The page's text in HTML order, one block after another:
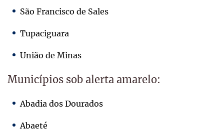
São Francisco de Sales
Tupaciguara
União de Minas
Municípios sob alerta amarelo:
Abadia dos Dourados
Abaeté